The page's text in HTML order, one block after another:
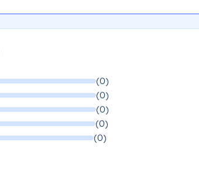
(0)
(0)
(0)
(0)
(0)